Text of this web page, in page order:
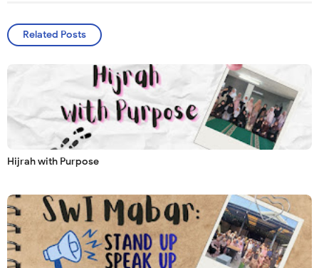
Related Posts
Hijrah with Purpose